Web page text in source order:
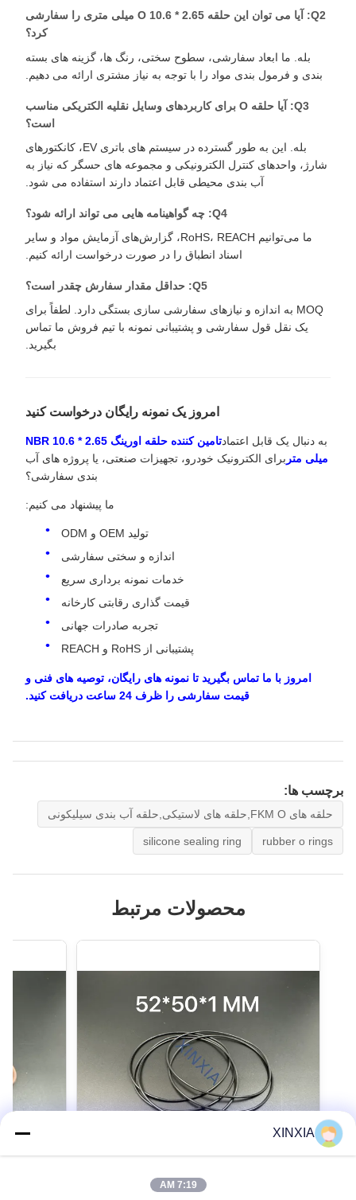
Q2: آیا می توان این حلقه O 10.6 * 2.65 میلی متری را سفارشی
کرد؟
بله. ما ابعاد سفارشی، سطوح سختی، رنگ ها، گزینه های بسته
بندی و فرمول بندی مواد را با توجه به نیاز مشتری ارائه می دهیم.
Q3: آیا حلقه O برای کاربردهای وسایل نقلیه الکتریکی مناسب
است؟
بله. این به طور گسترده در سیستم های باتری EV، کانکتورهای
شارژ، واحدهای کنترل الکترونیکی و مجموعه های حسگر که نیاز به
آب بندی محیطی قابل اعتماد دارند استفاده می شود.
Q4: چه گواهینامه هایی می تواند ارائه شود؟
ما می‌توانیم RoHS، REACH، گزارش‌های آزمایش مواد و سایر
اسناد انطباق را در صورت درخواست ارائه کنیم.
Q5: حداقل مقدار سفارش چقدر است؟
MOQ به اندازه و نیازهای سفارشی سازی بستگی دارد. لطفاً برای
یک نقل قول سفارشی و پشتیبانی نمونه با تیم فروش ما تماس
بگیرید.
امروز یک نمونه رایگان درخواست کنید
به دنبال یک قابل اعتماد
تامین کننده حلقه اورینگ NBR 10.6 * 2.65
میلی متر برای الکترونیک خودرو، تجهیزات صنعتی، یا پروژه های آب
بندی سفارشی؟
ما پیشنهاد می کنیم:
تولید OEM و ODM
اندازه و سختی سفارشی
خدمات نمونه برداری سریع
قیمت گذاری رقابتی کارخانه
تجربه صادرات جهانی
پشتیبانی از RoHS و REACH
امروز با ما تماس بگیرید تا نمونه های رایگان، توصیه های فنی و
قیمت سفارشی را ظرف 24 ساعت دریافت کنید.
برچسب ها:
حلقه های FKM O,حلقه های لاستیکی,حلقه آب بندی سیلیکونی
rubber o rings
silicone sealing ring
محصولات مرتبط
XINXIA
7:19 AM